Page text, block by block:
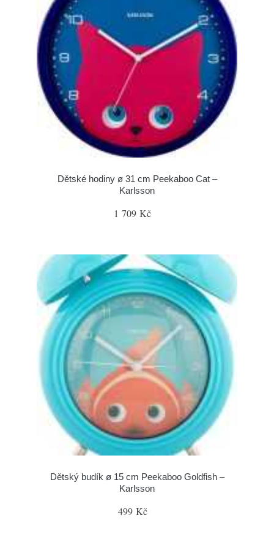
Dětské hodiny ø 31 cm Peekaboo Cat –
Karlsson
1 709 Kč
Dětský budík ø 15 cm Peekaboo Goldfish –
Karlsson
499 Kč